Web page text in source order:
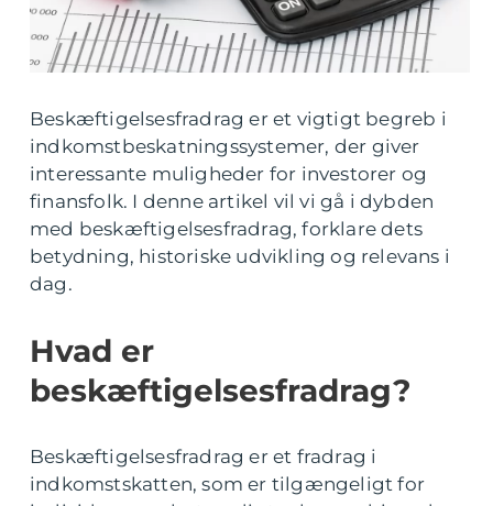
Beskæftigelsesfradrag er et vigtigt begreb i
indkomstbeskatningssystemer, der giver
interessante muligheder for investorer og
finansfolk. I denne artikel vil vi gå i dybden
med beskæftigelsesfradrag, forklare dets
betydning, historiske udvikling og relevans i
dag.
Hvad er
beskæftigelsesfradrag?
Beskæftigelsesfradrag er et fradrag i
indkomstskatten, som er tilgængeligt for